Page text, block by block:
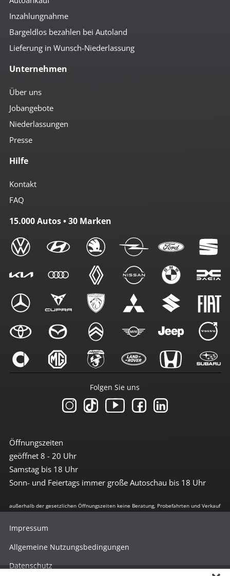
Inzahlungnahme
Bargeldlos bezahlen bei Autoland
Lieferung in Wunsch-Niederlassung
Unternehmen
Über uns
Jobangebote
Niederlassungen
Presse
Hilfe
Kontakt
FAQ
15.000 Autos • 30 Marken
Öffnungszeiten
geöffnet 8 - 20 Uhr
Samstag bis 18 Uhr
Sonn- und Feiertags immer große Autoschau bis 18 Uhr
Folgen Sie uns
außerhalb der gesetzlichen Öffnungszeiten keine Beratung, Probefahrten und Verkauf
Impressum
Allgemeine Nutzungsbedingungen
Datenschutz